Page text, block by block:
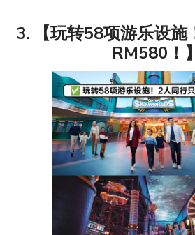
3. 【玩转58项游乐设施
RM580！】